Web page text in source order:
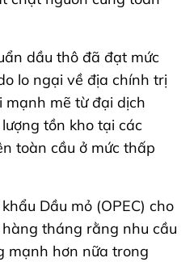
dầu thô đã đạt mức
lo ngại về địa chính trị
mạnh mẽ từ đại dịch
tồn kho tại các
toàn cầu ở mức thấp
Dầu mỏ (OPEC) cho
tháng rằng nhu cầu
mạnh hơn nữa trong